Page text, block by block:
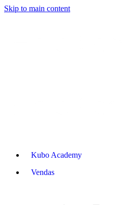
Skip to main content
Kubo Academy
Vendas